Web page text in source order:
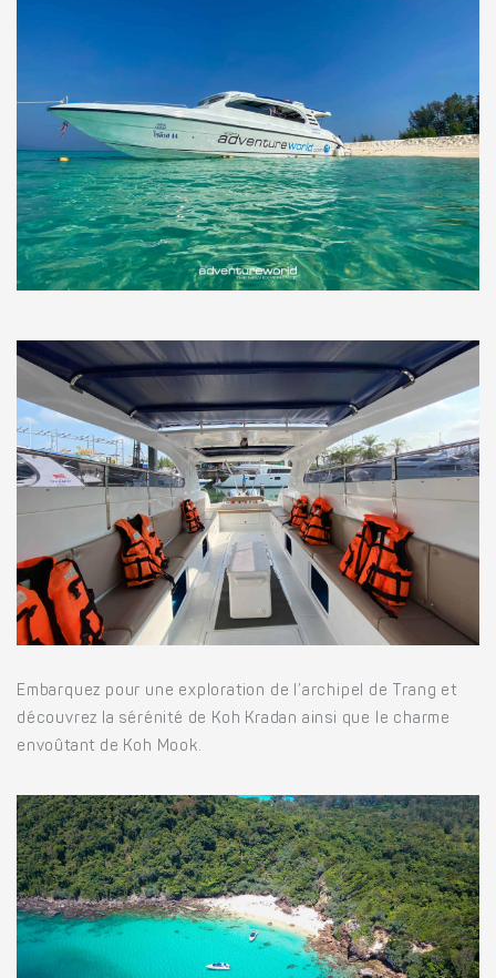
Embarquez pour une exploration de l’archipel de Trang et
découvrez la sérénité de Koh Kradan ainsi que le charme
envoûtant de Koh Mook.